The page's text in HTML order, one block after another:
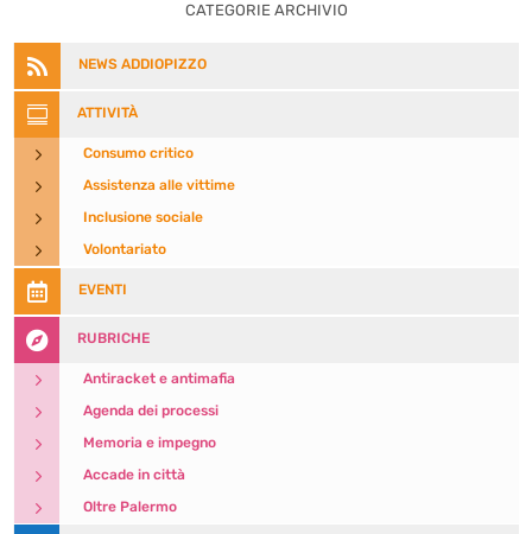
CATEGORIE ARCHIVIO
 NEWS ADDIOPIZZO
 ATTIVITÀ
5 Consumo critico
5 Assistenza alle vittime
5 Inclusione sociale
5 Volontariato
 EVENTI
 RUBRICHE
5 Antiracket e antimafia
5 Agenda dei processi
5 Memoria e impegno
5 Accade in città
5 Oltre Palermo